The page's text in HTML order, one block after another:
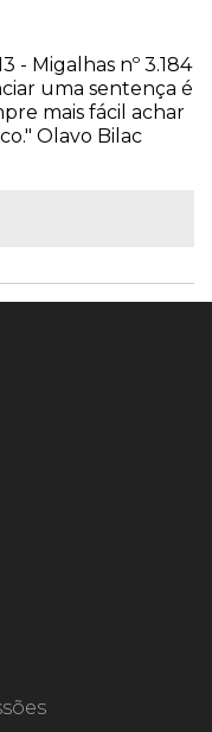
- Migalhas nº 3.184
uma sentença é
mais fácil achar
Olavo Bilac